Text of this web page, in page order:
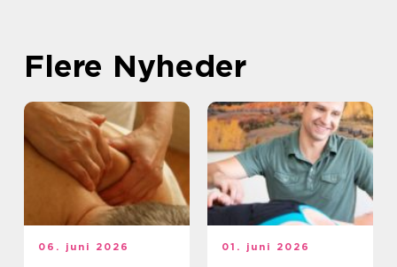
Flere Nyheder
06. juni 2026 01. juni 2026